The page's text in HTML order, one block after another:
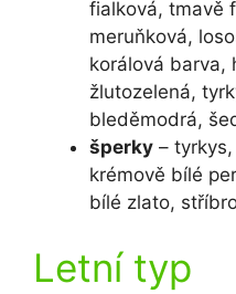
fialková, tmavě
meruňková,
korálová barva,
žlutozelená,
bleděmodrá,
šperky –
krémově bílé
bílé zlato,
Letní typ